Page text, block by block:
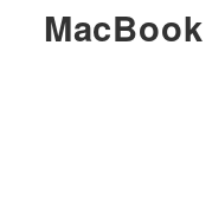
MacBook